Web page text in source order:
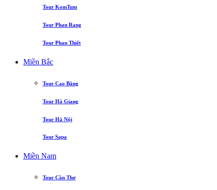
Tour KomTum
Tour Phan Rang
Tour Phan Thiết
Miền Bắc
Tour Cao Bằng
Tour Hà Giang
Tour Hà Nội
Tour Sapa
Miền Nam
Tour Cần Thơ